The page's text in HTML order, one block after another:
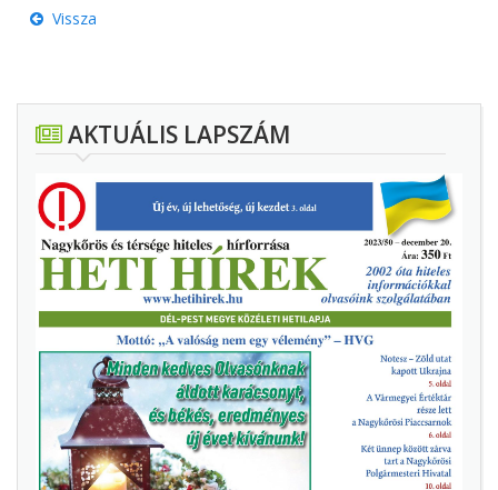
Vissza
AKTUÁLIS LAPSZÁM